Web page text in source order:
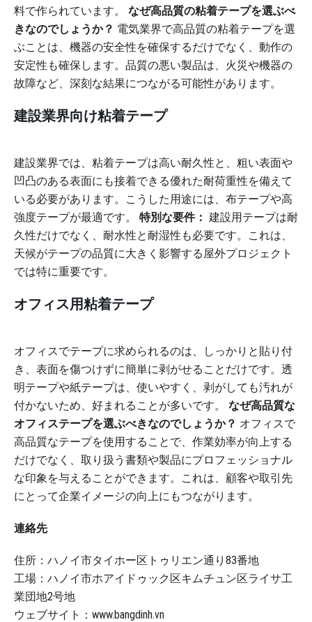
料で作られています。
なぜ高品質の粘着テープを選ぶべ
きなのでしょうか？ 電気業界で高品質の粘着テープを選
ぶことは、機器の安全性を確保するだけでなく、動作の
安定性も確保します。品質の悪い製品は、火災や機器の
故障など、深刻な結果につながる可能性があります。
建設業界向け粘着テープ
建設業界では、粘着テープは高い耐久性と、粗い表面や
凹凸のある表面にも接着できる優れた耐荷重性を備えて
いる必要があります。こうした用途には、布テープや高
強度テープが最適です。
特別な要件： 建設用テープは耐
久性だけでなく、耐水性と耐湿性も必要です。これは、
天候がテープの品質に大きく影響する屋外プロジェクト
では特に重要です。
オフィス用粘着テープ
オフィスでテープに求められるのは、しっかりと貼り付
き、表面を傷つけずに簡単に剥がせることだけです。透
明テープや紙テープは、使いやすく、剥がしても汚れが
付かないため、好まれることが多いです。
なぜ高品質な
オフィステープを選ぶべきなのでしょうか？ オフィスで
高品質なテープを使用することで、作業効率が向上する
だけでなく、取り扱う書類や製品にプロフェッショナル
な印象を与えることができます。これは、顧客や取引先
にとって企業イメージの向上にもつながります。
連絡先
住所：ハノイ市タイホー区トゥリエン通り83番地
工場：ハノイ市ホアイドゥック区キムチュン区ライサ工
業団地2号地
ウェブサイト：www.bangdinh.vn